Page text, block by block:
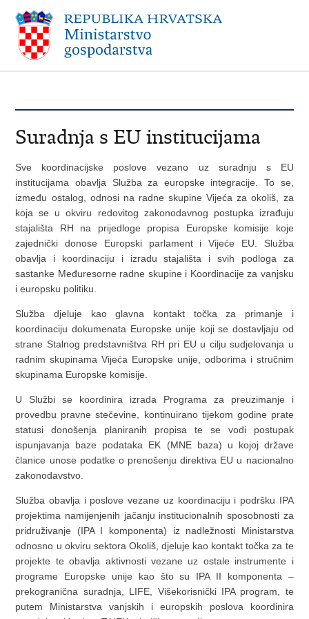
Suradnja s EU institucijama
Sve koordinacijske poslove vezano uz suradnju s EU
institucijama obavlja Služba za europske integracije. To se,
između ostalog, odnosi na radne skupine Vijeća za okoliš, za
koja se u okviru redovitog zakonodavnog postupka izrađuju
stajališta RH na prijedloge propisa Europske komisije koje
zajednički donose Europski parlament i Vijeće EU. Služba
obavlja i koordinaciju i izradu stajališta i svih podloga za
sastanke Međuresorne radne skupine i Koordinacije za vanjsku
i europsku politiku.
Služba djeluje kao glavna kontakt točka za primanje i
koordinaciju dokumenata Europske unije koji se dostavljaju od
strane Stalnog predstavništva RH pri EU u cilju sudjelovanja u
radnim skupinama Vijeća Europske unije, odborima i stručnim
skupinama Europske komisije.
U Službi se koordinira izrada Programa za preuzimanje i
provedbu pravne stečevine, kontinuirano tijekom godine prate
statusi donošenja planiranih propisa te se vodi postupak
ispunjavanja baze podataka EK (MNE baza) u kojoj države
članice unose podatke o prenošenju direktiva EU u nacionalno
zakonodavstvo.
Služba obavlja i poslove vezane uz koordinaciju i podršku IPA
projektima namijenjenih jačanju institucionalnih sposobnosti za
pridruživanje (IPA I komponenta) iz nadležnosti Ministarstva
odnosno u okviru sektora Okoliš, djeluje kao kontakt točka za te
projekte te obavlja aktivnosti vezane uz ostale instrumente i
programe Europske unije kao što su IPA II komponenta –
prekogranična suradnja, LIFE, Višekorisnički IPA program, te
putem Ministarstva vanjskih i europskih poslova koordinira